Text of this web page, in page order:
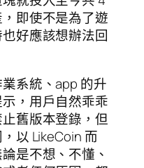
即使不是為了遊
好應該想辦法回
系統、app 的升
，用戶自然乖乖
舊版本登錄，但
以 LikeCoin 而
是不想、不懂、